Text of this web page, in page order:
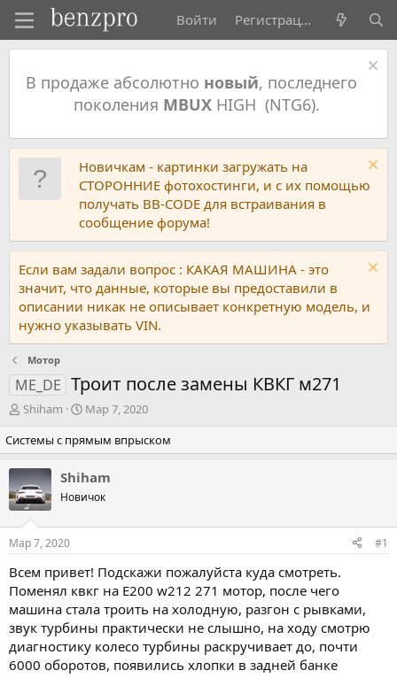
Войти Регистрация
В продаже абсолютно новый, последнего
поколения MBUXHIGH (NTG6).
Новичкам - картинки загружать на
СТОРОННИЕ фотохостинги, и с их помощью
получать BB-CODE для встраивания в
сообщение форума!
Если вам задали вопрос : КАКАЯ МАШИНА - это
значит, что данные, которые вы предоставили в
описании никак не описывает конкретную модель, и
нужно указывать VIN.
Мотор
ME_DE Троит после замены КВКГ м271
А
т
о
р
т
е
м
Shiham
Д
т
а
н
а
ч
а
Мар 7, 2020
Системы с прямым впрыском
Shiham
Новичок
Мар 7, 2020 #1
Всем привет! Подскажи пожалуйста куда смотреть.
Поменял квкг на Е200 w212 271 мотор, после чего
машина стала троить на холодную, разгон с рывками,
звук турбины практически не слышно, на ходу смотрю
диагностику колесо турбины раскручивает до, почти
6000 оборотов, появились хлопки в задней банке